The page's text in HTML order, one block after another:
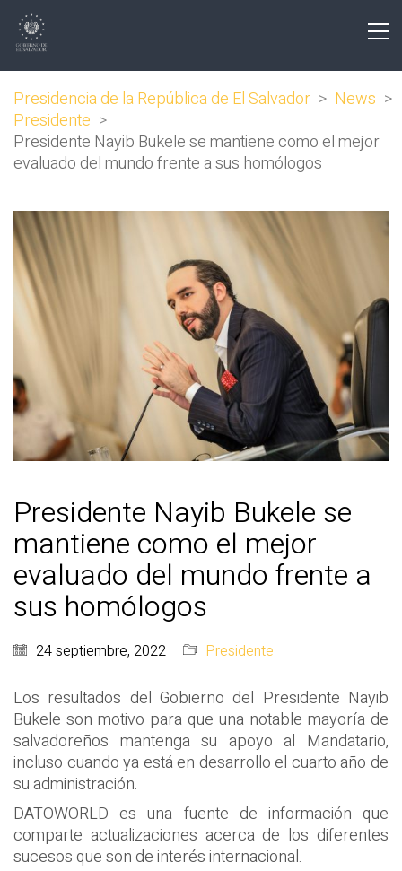
Presidencia de la República de El Salvador > News >
Presidente >
Presidente Nayib Bukele se mantiene como el mejor
evaluado del mundo frente a sus homólogos
Presidente Nayib Bukele se
mantiene como el mejor
evaluado del mundo frente a
sus homólogos
24 septiembre, 2022 Presidente
Los resultados del Gobierno del Presidente Nayib
Bukele son motivo para que una notable mayoría de
salvadoreños mantenga su apoyo al Mandatario,
incluso cuando ya está en desarrollo el cuarto año de
su administración.
DATOWORLD es una fuente de información que
comparte actualizaciones acerca de los diferentes
sucesos que son de interés internacional.